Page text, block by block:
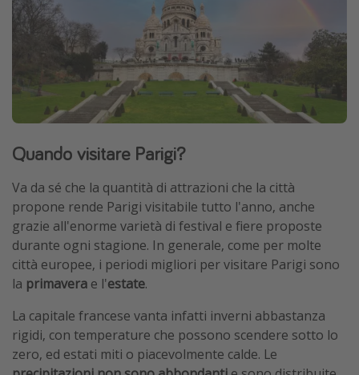
Quando visitare Parigi?
Va da sé che la quantità di attrazioni che la città
propone rende Parigi visitabile tutto l'anno, anche
grazie all'enorme varietà di festival e fiere proposte
durante ogni stagione. In generale, come per molte
città europee, i periodi migliori per visitare Parigi sono
la primavera e l'estate.
La capitale francese vanta infatti inverni abbastanza
rigidi, con temperature che possono scendere sotto lo
zero, ed estati miti o piacevolmente calde. Le